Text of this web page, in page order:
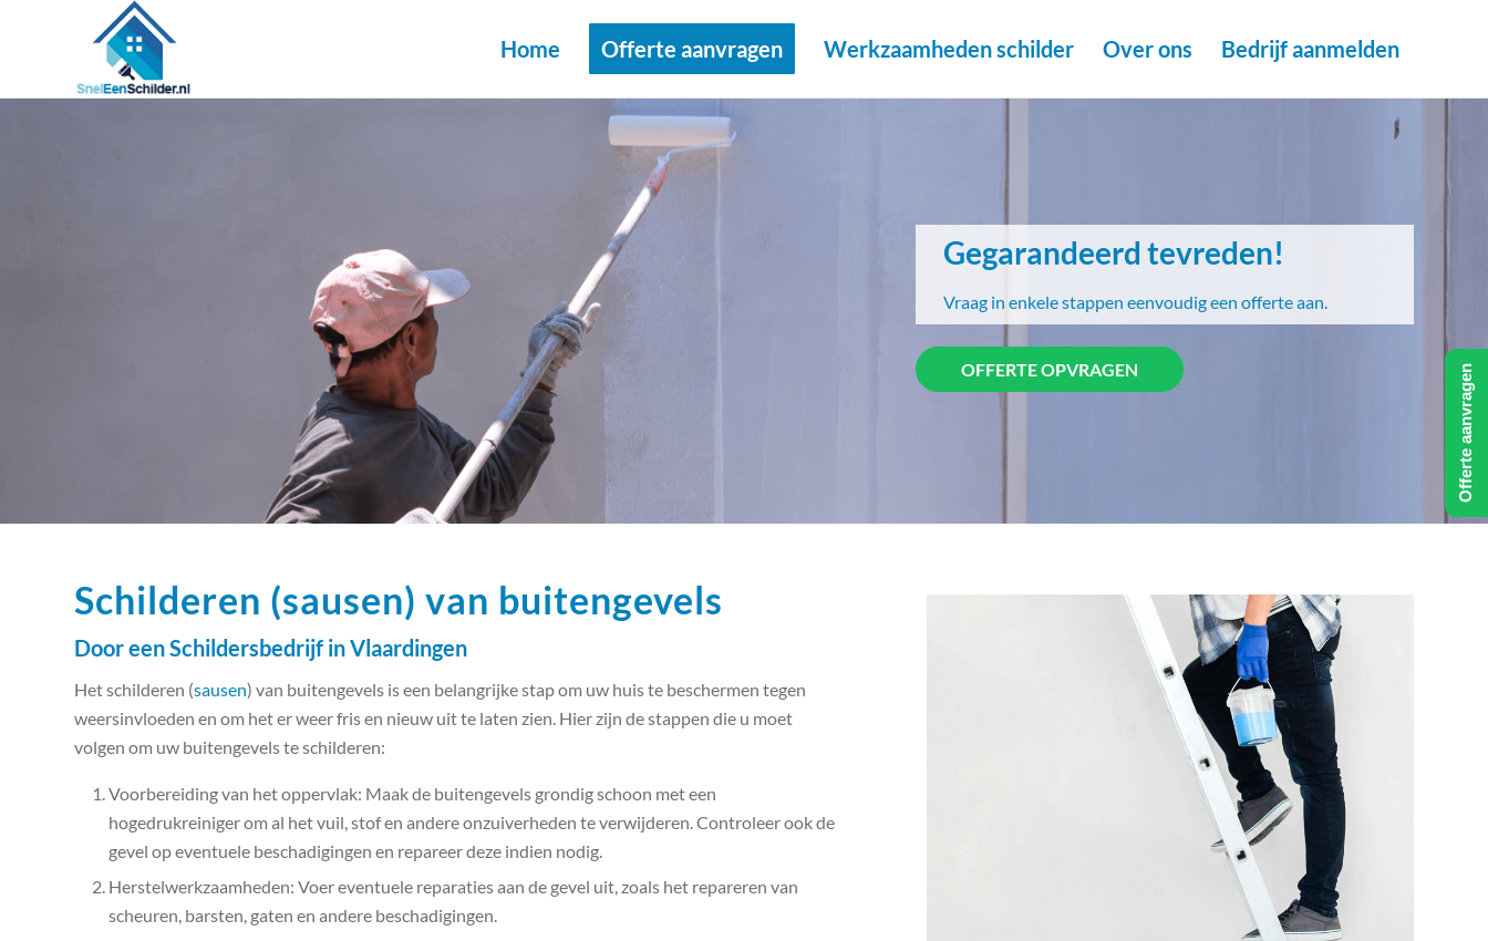
Home Offerte aanvragen Werkzaamheden schilder Over ons Bedrijf aanmelden
Gegarandeerd tevreden!
Vraag in enkele stappen eenvoudig een offerte aan.
OFFERTE OPVRAGEN
Schilderen (sausen) van buitengevels
Door een Schildersbedrijf in Vlaardingen
Het schilderen (sausen) van buitengevels is een belangrijke stap om uw huis te beschermen tegen
weersinvloeden en om het er weer fris en nieuw uit te laten zien. Hier zijn de stappen die u moet
volgen om uw buitengevels te schilderen:
Voorbereiding van het oppervlak: Maak de buitengevels grondig schoon met een
hogedrukreiniger om al het vuil, stof en andere onzuiverheden te verwijderen. Controleer ook de
gevel op eventuele beschadigingen en repareer deze indien nodig.
Herstelwerkzaamheden: Voer eventuele reparaties aan de gevel uit, zoals het repareren van
scheuren, barsten, gaten en andere beschadigingen.
Offerte aanvragen